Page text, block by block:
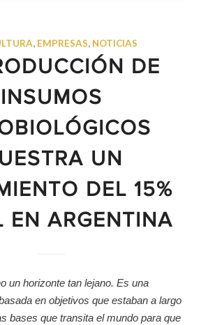
, EMPRESAS, NOTICIAS
DE
INSUMOS
UN
DEL 15%
EN ARGENTINA
un horizonte tan lejano. Es una
en objetivos que estaban a largo
bases que transita el mundo para que